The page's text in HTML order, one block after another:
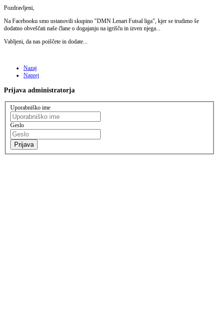
Pozdravljeni,
Na Facebooku smo ustanovili skupino "DMN Lenart Futsal liga", kjer se trudimo še
dodatno obveščati naše člane o dogajanju na igrišču in izven njega...
Vabljeni, da nas poiščete in dodate...
Nazaj
Naprej
Prijava administratorja
Uporabniško ime
Geslo